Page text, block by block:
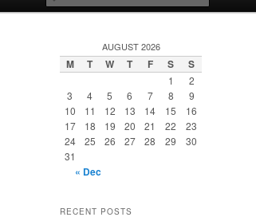
AUGUST 2026
M T W T F S S
1
2
3
4 5 6 7 8
9
10
11 12 13 14 15
16
17
18 19 20 21 22
23
24
25 26 27 28 29
30
31
« Dec
RECENT POSTS